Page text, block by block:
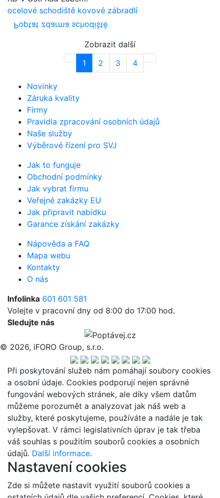
ocelové schodiště kovové zábradlí
Poptat zdarma schodiště
Zobrazit další
1
2 3 4
Novinky
Záruka kvality
Firmy
Pravidla zpracování osobních údajů
Naše služby
Výběrové řízení pro SVJ
Jak to funguje
Obchodní podmínky
Jak vybrat firmu
Veřejné zakázky EU
Jak připravit nabídku
Garance získání zakázky
Nápověda a FAQ
Mapa webu
Kontakty
O nás
Infolinka 601 601 581
Volejte v pracovní dny od 8:00 do 17:00 hod.
Sledujte nás
© 2026, iFORO Group, s.r.o.
Při poskytování služeb nám pomáhají soubory cookies
a osobní údaje. Cookies podporují nejen správné
fungování webových stránek, ale díky všem datům
můžeme porozumět a analyzovat jak náš web a
služby, které poskytujeme, používáte a nadále je tak
vylepšovat. V rámci legislativních úprav je tak třeba
váš souhlas s použitím souborů cookies a osobních
údajů. Další informace.
Nastavení cookies
Zde si můžete nastavit využití souborů cookies a